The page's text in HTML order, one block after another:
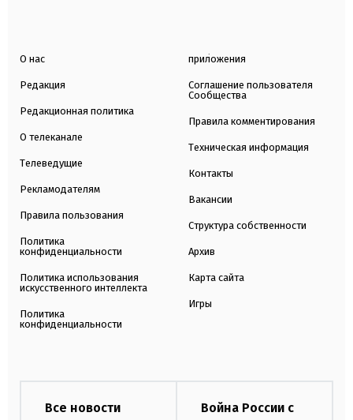
О нас
Редакция
Редакционная политика
О телеканале
Телеведущие
Рекламодателям
Правила пользования
Политика
конфиденциальности
Политика использования
искусственного интеллекта
Политика
конфиденциальности
приложения
Соглашение пользователя
Сообщества
Правила комментирования
Техническая информация
Контакты
Вакансии
Структура собственности
Архив
Карта сайта
Игры
Все новости
Война России с